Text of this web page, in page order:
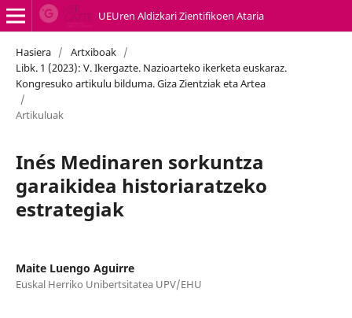
UEUren Aldizkari Zientifikoen Ataria
Hasiera / Artxiboak /
Libk. 1 (2023): V. Ikergazte. Nazioarteko ikerketa euskaraz.
Kongresuko artikulu bilduma. Giza Zientziak eta Artea
/
Artikuluak
Inés Medinaren sorkuntza
garaikidea historiaratzeko
estrategiak
Maite Luengo Aguirre
Euskal Herriko Unibertsitatea UPV/EHU